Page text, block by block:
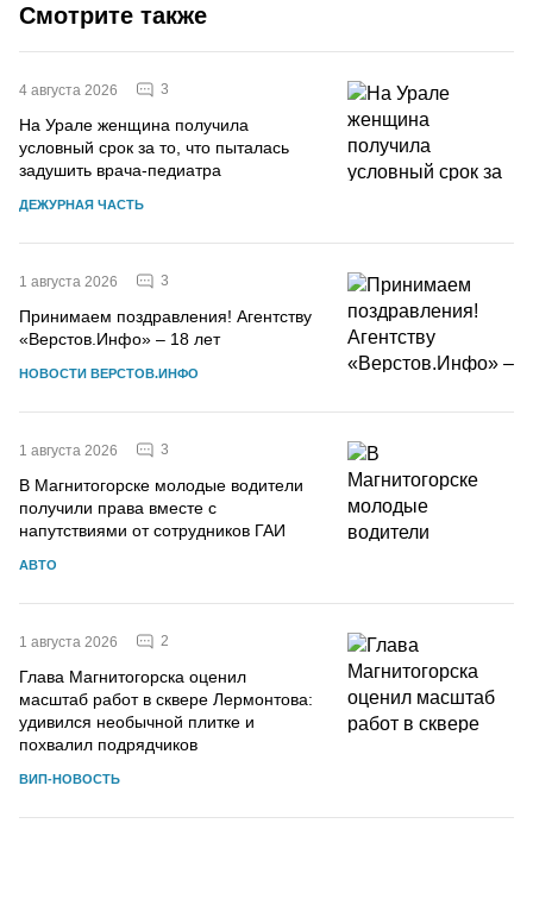
Смотрите также
4 августа 2026 3
На Урале женщина получила
условный срок за то, что пыталась
задушить врача-педиатра
ДЕЖУРНАЯ ЧАСТЬ
1 августа 2026 3
Принимаем поздравления! Агентству
«Верстов.Инфо» – 18 лет
НОВОСТИ ВЕРСТОВ.ИНФО
1 августа 2026 3
В Магнитогорске молодые водители
получили права вместе с
напутствиями от сотрудников ГАИ
АВТО
1 августа 2026 2
Глава Магнитогорска оценил
масштаб работ в сквере Лермонтова:
удивился необычной плитке и
похвалил подрядчиков
ВИП-НОВОСТЬ